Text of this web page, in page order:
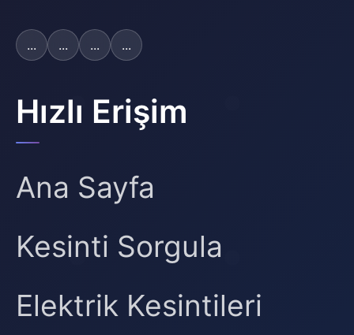
... ... ... ...
Hızlı Erişim
Ana Sayfa
Kesinti Sorgula
Elektrik Kesintileri